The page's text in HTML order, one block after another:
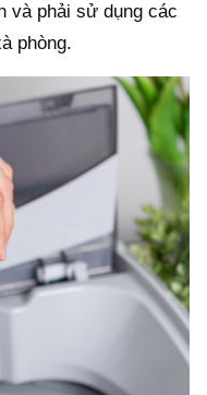
và phải sử dụng các
phòng.